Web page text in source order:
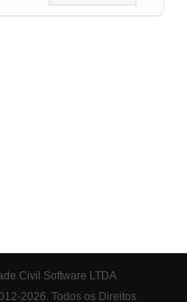
Civil Software LTDA
2026. Todos os Direitos